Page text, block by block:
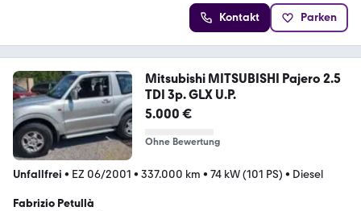
Kontakt Parken
Mitsubishi MITSUBISHI Pajero 2.5
TDI 3p. GLX U.P.
5.000 €
Ohne Bewertung
Unfallfrei • EZ 06/2001 • 337.000 km • 74 kW (101 PS) • Diesel
Fabrizio Petullà